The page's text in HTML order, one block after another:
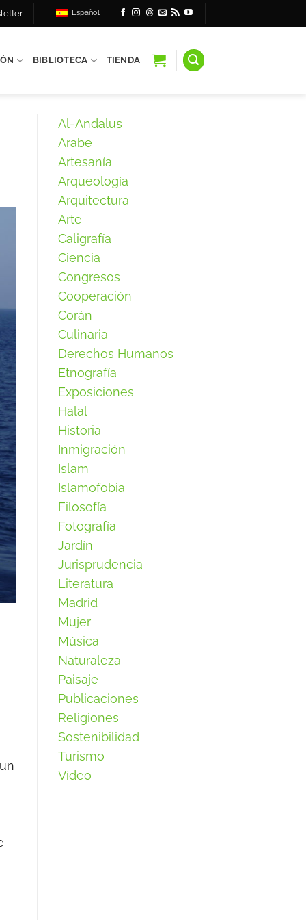
Español
BIBLIOTECA TIENDA
Al-Andalus
Arabe
Artesanía
Arqueología
Arquitectura
Arte
Caligrafía
Ciencia
Congresos
Cooperación
Corán
Culinaria
Derechos Humanos
Etnografía
Exposiciones
Halal
Historia
Inmigración
Islam
Islamofobia
Filosofía
Fotografía
Jardín
Jurisprudencia
Literatura
Madrid
Mujer
Música
Naturaleza
Paisaje
Publicaciones
Religiones
Sostenibilidad
Turismo
Vídeo